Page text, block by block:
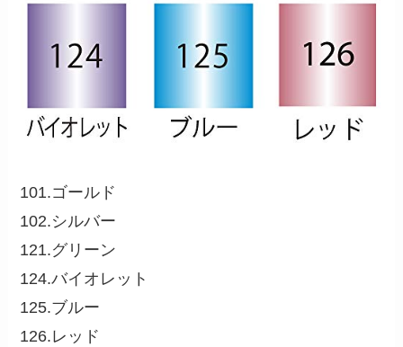
101.ゴールド
102.シルバー
121.グリーン
124.バイオレット
125.ブルー
126.レッド